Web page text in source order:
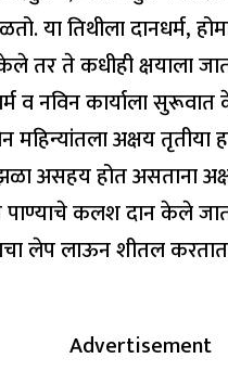
या तिथीला दानधर्म,
तर ते कधीही क्षयाला
व नविन कार्याला
महिन्यांतला अक्षय तृतीया
असहय होत असताना
कलश दान केले
लेप लाऊन शीतल
Advertisement